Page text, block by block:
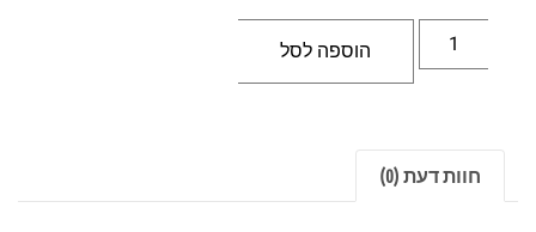
הוספה לסל
חוות דעת (0)